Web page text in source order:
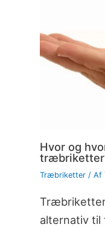
Hvor og
Træbriketter/ Af
alternativ